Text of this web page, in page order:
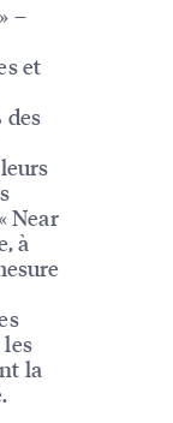
–
et
des
Near
à
la